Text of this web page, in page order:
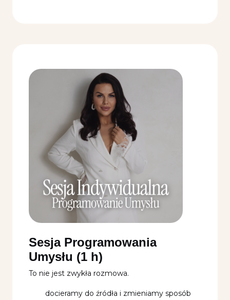
Sesja Programowania
Umysłu (1 h)
To nie jest zwykła rozmowa.
docieramy do źródła i zmieniamy sposób